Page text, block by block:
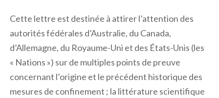
Cette lettre est destinée à attirer l’attention des
autorités fédérales d’Australie, du Canada,
d’Allemagne, du Royaume-Uni et des États-Unis (les
« Nations ») sur de multiples points de preuve
concernant l’origine et le précédent historique des
mesures de confinement ; la littérature scientifique